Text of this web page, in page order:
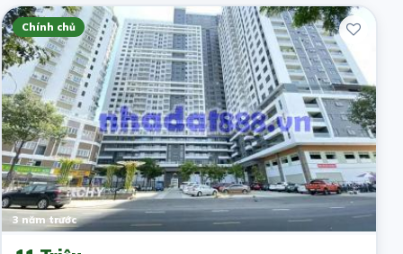
Chính chủ
3 năm trước